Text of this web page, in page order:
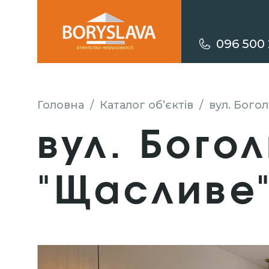
096 500
Головна / Каталог об’єктів / вул.
вул.